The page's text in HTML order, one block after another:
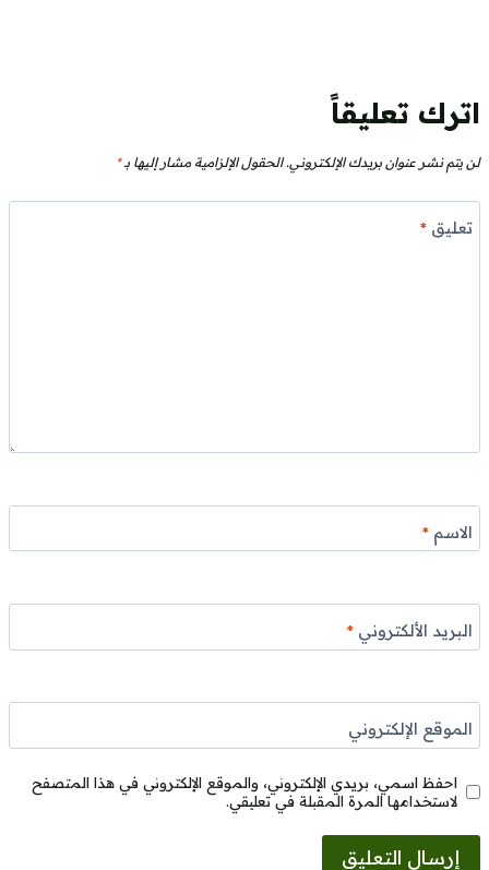
اترك تعليقاً
لن يتم نشر عنوان بريدك الإلكتروني. الحقول الإلزامية مشار إليها بـ*
تعليق*
الاسم*
البريد الألكتروني*
الموقع الإلكتروني
احفظ اسمي، بريدي الإلكتروني، والموقع الإلكتروني في هذا المتصفح
لاستخدامها المرة المقبلة في تعليقي.